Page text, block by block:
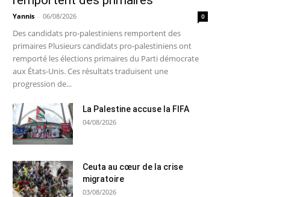
Yannis - 06/08/2026 0
Des candidats pro-palestiniens remportent des
primaires Plusieurs candidats pro-palestiniens ont
remporté les élections primaires du Parti démocrate
aux États-Unis. Ces résultats traduisent une
progression de...
La Palestine accuse la FIFA
04/08/2026
Ceuta au cœur de la crise
migratoire
03/08/2026